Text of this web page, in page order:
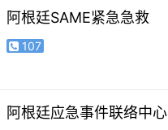
阿根廷SAME紧急急救
107
阿根廷应急事件联络中心